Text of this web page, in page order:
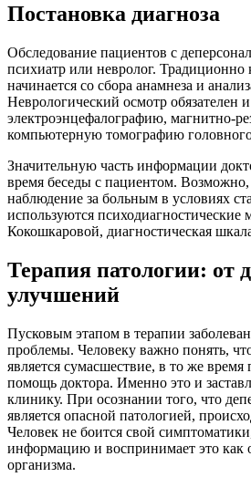
Постановка диагноза
Обследование пациентов с
психиатр или невролог. Традиционно
начинается со сбора анамнеза и
Неврологический осмотр обязателен
электроэнцефалографию, магнитно-
компьютерную томографию
Значительную часть информации
время беседы с пациентом. Возможно,
наблюдение за больным в условиях
используются
Кокошкаровой, диагностическая
Терапия патологии: от
улучшений
Пусковым этапом в терапии
проблемы. Человеку важно понять,
является сумасшествие, в то же время
помощь доктора. Именно это и
клинику. При осознании того, что
является опасной патологией,
Человек не боится свой
информацию и воспринимает это как
организма.